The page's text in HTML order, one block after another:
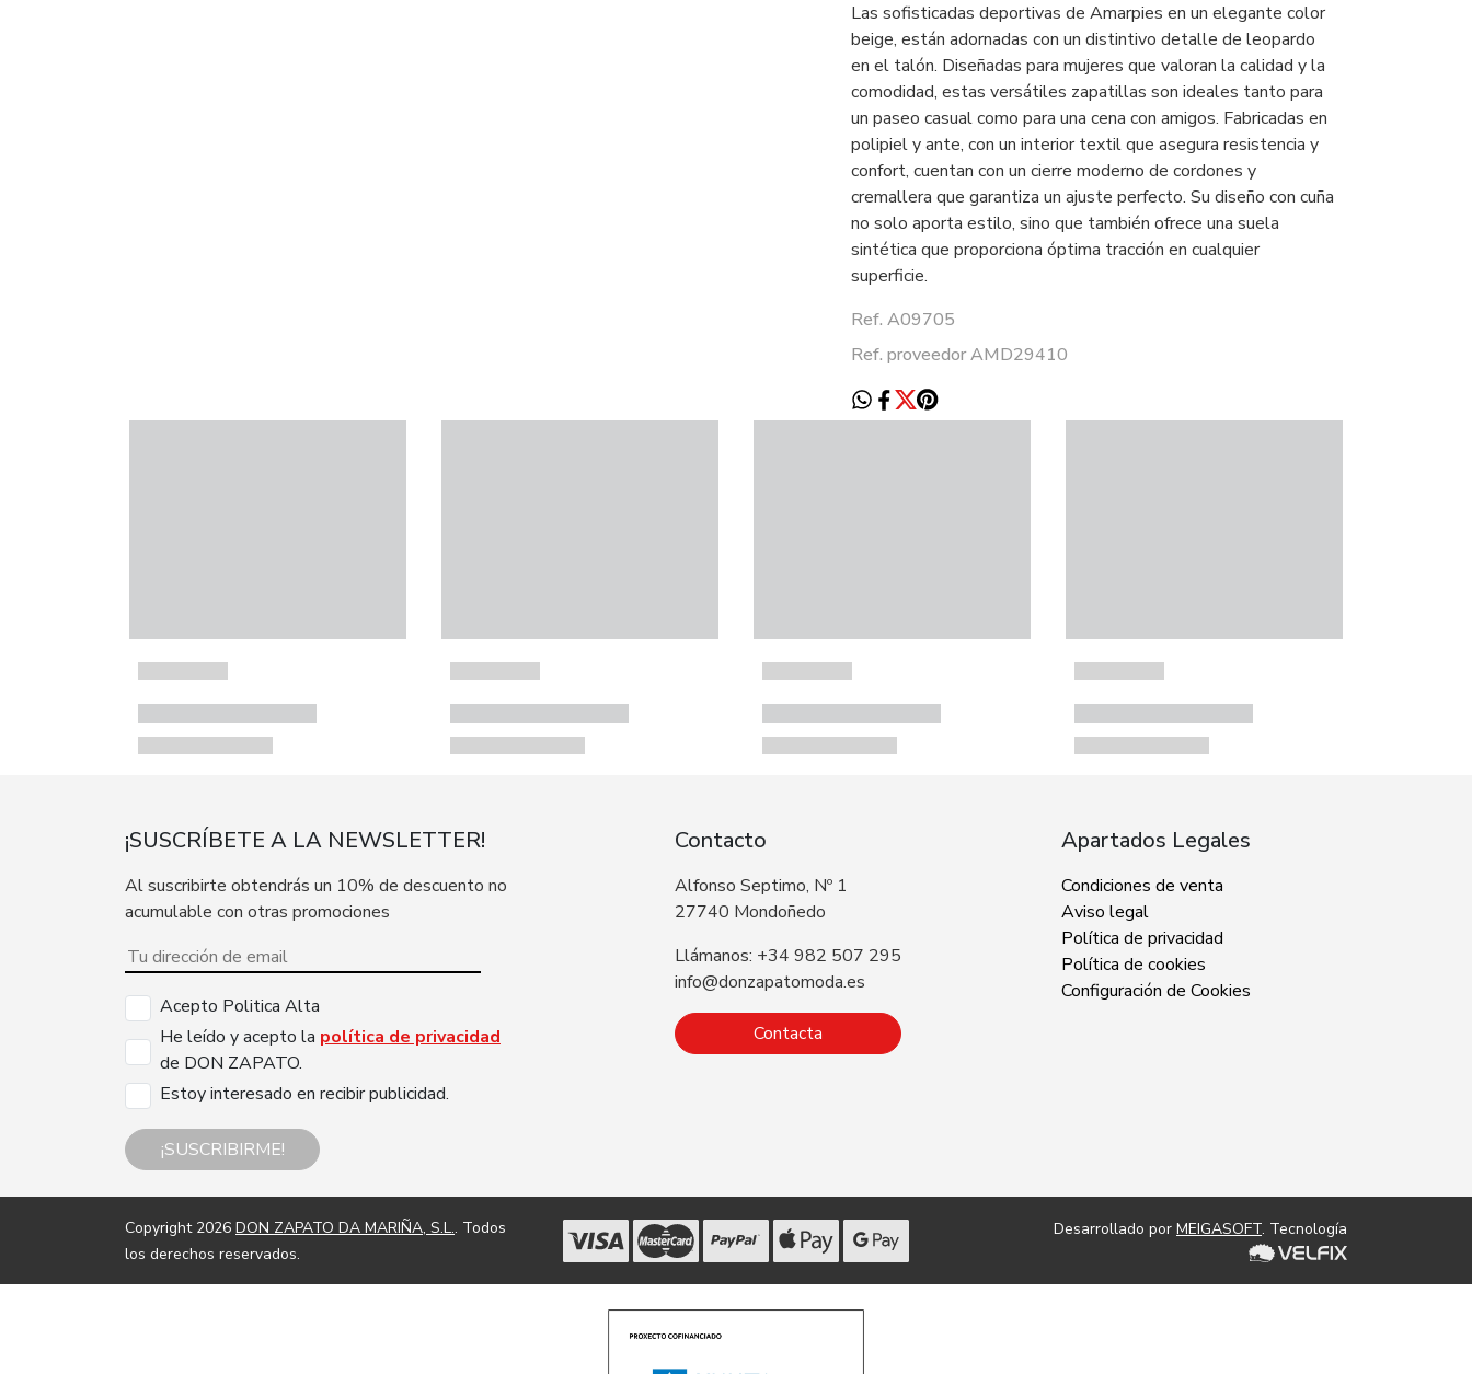
Las sofisticadas deportivas de Amarpies en un elegante color
beige, están adornadas con un distintivo detalle de leopardo
en el talón. Diseñadas para mujeres que valoran la calidad y la
comodidad, estas versátiles zapatillas son ideales tanto para
un paseo casual como para una cena con amigos. Fabricadas en
polipiel y ante, con un interior textil que asegura resistencia y
confort, cuentan con un cierre moderno de cordones y
cremallera que garantiza un ajuste perfecto. Su diseño con cuña
no solo aporta estilo, sino que también ofrece una suela
sintética que proporciona óptima tracción en cualquier
superficie.
Ref. A09705
Ref. proveedor AMD29410
¡SUSCRÍBETE A LA NEWSLETTER!
Al suscribirte obtendrás un 10% de descuento no
acumulable con otras promociones
Acepto Politica Alta
He leído y acepto la política de privacidad
de DON ZAPATO.
Estoy interesado en recibir publicidad.
¡SUSCRIBIRME!
Contacto
Alfonso Septimo, Nº 1
27740 Mondoñedo
Llámanos: +34 982 507 295
info@donzapatomoda.es
Contacta
Apartados Legales
Condiciones de venta
Aviso legal
Política de privacidad
Política de cookies
Configuración de Cookies
Copyright 2026 DON ZAPATO DA MARIÑA, S.L.. Todos
los derechos reservados.
Desarrollado por MEIGASOFT. Tecnología